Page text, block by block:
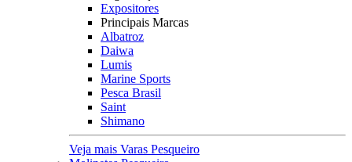
Expositores
Principais Marcas
Albatroz
Daiwa
Lumis
Marine Sports
Pesca Brasil
Saint
Shimano
Veja mais Varas Pesqueiro